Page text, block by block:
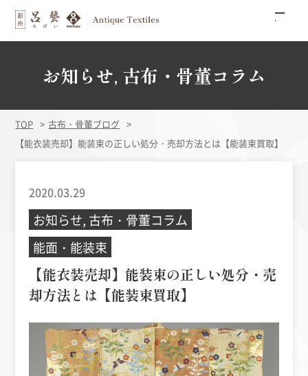
お知らせ, 古布・骨董コラム
TOP
古布・骨董ブログ
【能衣装売却】能装束の正しい処分・売却方法とは【能装束買取】
2020.03.29
お知らせ, 古布・骨董コラム
能面・能装束
【能衣装売却】能装束の正しい処分・売
却方法とは【能装束買取】